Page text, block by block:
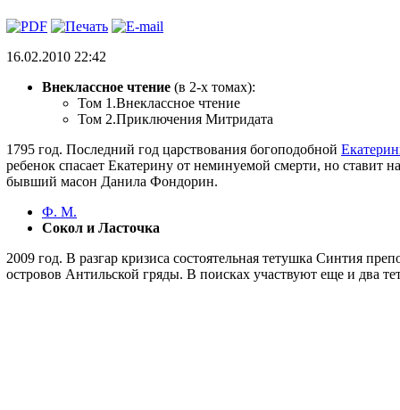
16.02.2010 22:42
Внеклассное чтение (в 2-х томах):
Том 1.Внеклассное чтение
Том 2.Приключения Митридата
1795 год. Последний год царствования богоподобной
ребенок спасает Екатерину от неминуемой смерти, но ставит
бывший масон Данила Фондорин.
Ф. М.
Сокол и Ласточка
2009 год. В разгар кризиса состоятельная тетушка Синтия
островов Антильской гряды. В поисках участвуют еще и два